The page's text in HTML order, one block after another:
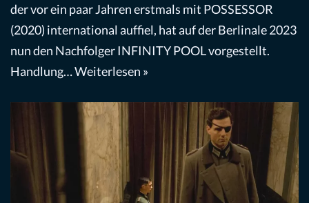
der vor ein paar Jahren erstmals mit POSSESSOR
(2020) international auffiel, hat auf der Berlinale 2023
nun den Nachfolger INFINITY POOL vorgestellt.
Handlung…Weiterlesen »